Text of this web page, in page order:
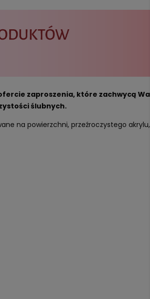
zaproszenia, które zachwycą
ślubnych.
na powierzchni, przeźroczystego akrylu,